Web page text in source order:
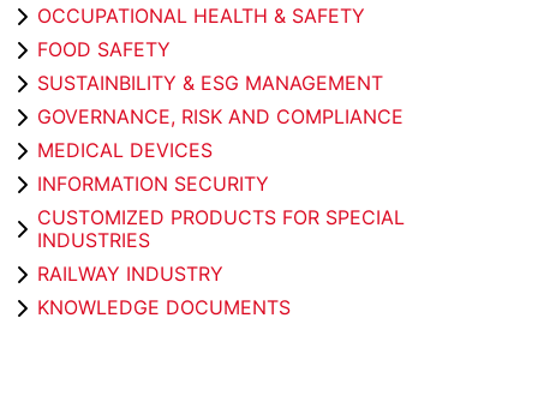
OCCUPATIONAL HEALTH & SAFETY
FOOD SAFETY
SUSTAINBILITY & ESG MANAGEMENT
GOVERNANCE, RISK AND COMPLIANCE
MEDICAL DEVICES
INFORMATION SECURITY
CUSTOMIZED PRODUCTS FOR SPECIAL
INDUSTRIES
RAILWAY INDUSTRY
KNOWLEDGE DOCUMENTS